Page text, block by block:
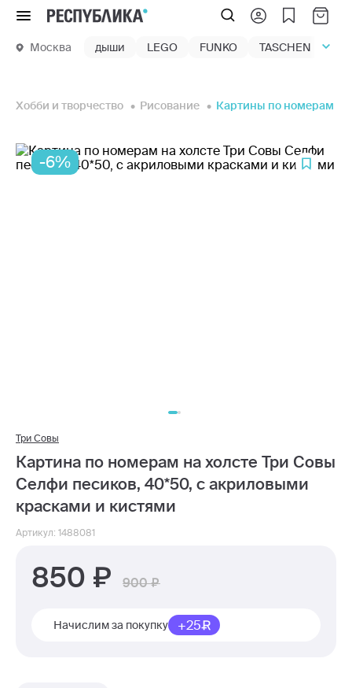
Меню
Москва дыши LEGO FUNKO TASCHEN
Хобби и творчество Рисование Картины по номерам
-6%
Три Совы
Картина по номерам на холсте Три Совы
Селфи песиков, 40*50, с акриловыми
красками и кистями
Артикул: 1488081
850 900
Начислим за покупку +25